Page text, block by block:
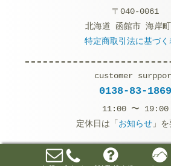
〒040-0061
北海道 函館市 海岸
特定商取引法に基づく
customer
0138-83-1869
11:00 〜 19:00
定休日は「 お知らせ」